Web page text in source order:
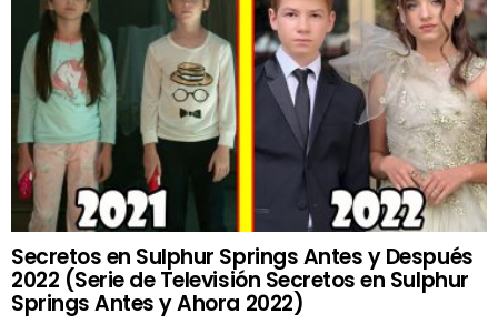
Secretos en Sulphur Springs Antes y Después
2022 (Serie de Televisión Secretos en Sulphur
Springs Antes y Ahora 2022)